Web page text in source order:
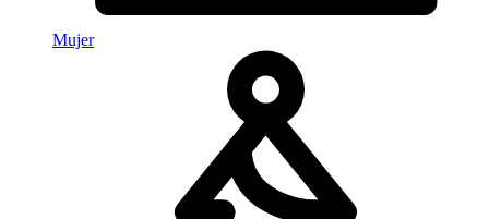
Mujer